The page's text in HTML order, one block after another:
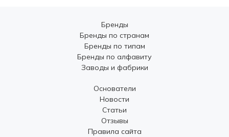
Бренды
Бренды по странам
Бренды по типам
Бренды по алфавиту
Заводы и фабрики
Основатели
Новости
Статьи
Отзывы
Правила сайта